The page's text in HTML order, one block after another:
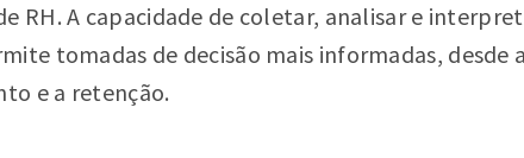
RH. A capacidade de coletar, analisar e
tomadas de decisão mais informadas, desde
e a retenção.